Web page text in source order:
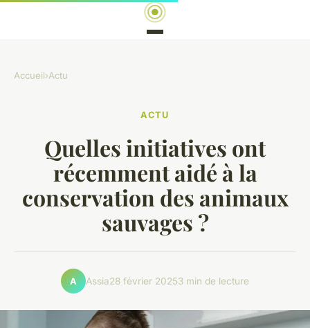
Accueil›Actu
ACTU
Quelles initiatives ont
récemment aidé à la
conservation des animaux
sauvages ?
A Assia28 février 20253 min de lecture